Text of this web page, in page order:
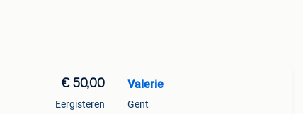
€ 50,00
Eergisteren
Valerie
Gent